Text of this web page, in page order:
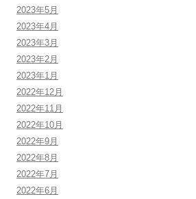
2023年5月
2023年4月
2023年3月
2023年2月
2023年1月
2022年12月
2022年11月
2022年10月
2022年9月
2022年8月
2022年7月
2022年6月